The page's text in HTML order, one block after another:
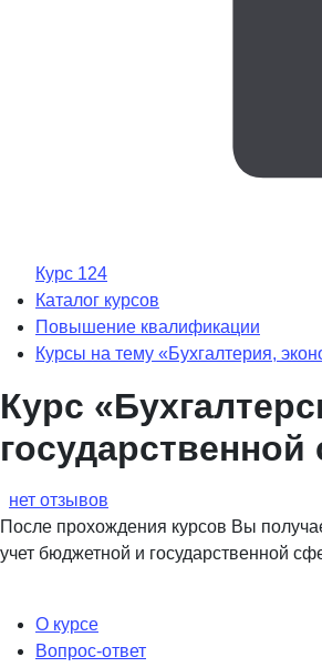
Курс 124
Каталог курсов
Повышение квалификации
Курсы на тему «Бухгалтерия,
Курс
нет отзывов
После прохождения курсов Вы
учет бюджетной и государственной
О курсе
Вопрос-ответ